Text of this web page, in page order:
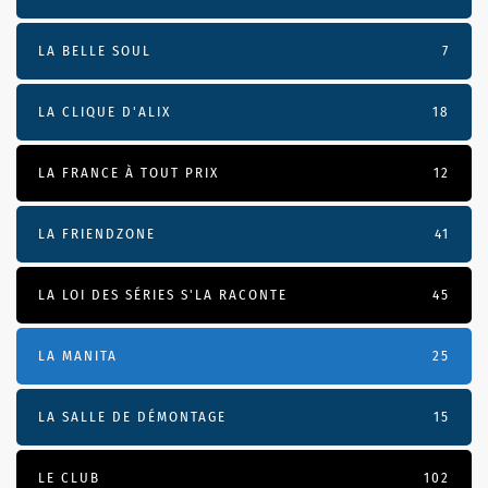
LA BELLE SOUL 7
LA CLIQUE D'ALIX 18
LA FRANCE À TOUT PRIX 12
LA FRIENDZONE 41
LA LOI DES SÉRIES S'LA RACONTE 45
LA MANITA 25
LA SALLE DE DÉMONTAGE 15
LE CLUB 102